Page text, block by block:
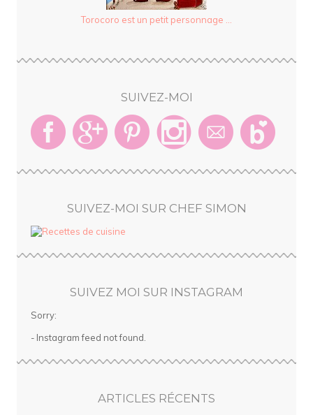
Torocoro est un petit personnage ...
SUIVEZ-MOI
SUIVEZ-MOI SUR CHEF SIMON
SUIVEZ MOI SUR INSTAGRAM
Sorry:
- Instagram feed not found.
ARTICLES RÉCENTS